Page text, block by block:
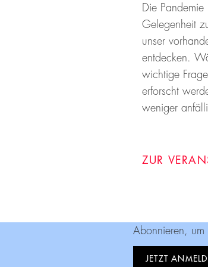
Die
Gelegenheit
unser
entdecken.
wichtige
erforscht
weniger
ZUR
Abonnieren, um
JETZT